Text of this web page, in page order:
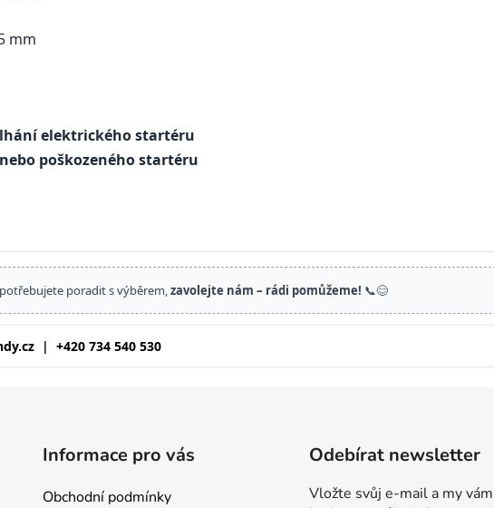
mm
elektrického startéru
poškozeného startéru
poradit s výběrem,zavolejte nám – rádi pomůžeme! 📞😊
| +420 734 540 530
Informace pro vás
Obchodní podmínky
Odebírat newsletter
Vložte svůj e-mail a my vám